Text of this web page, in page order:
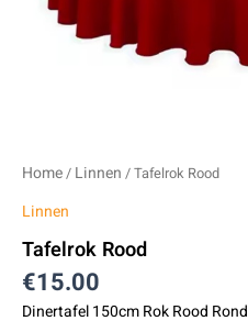
Home/ Linnen / Tafelrok Rood
Linnen
Tafelrok Rood
€15.00
Dinertafel 150cm Rok Rood Rond